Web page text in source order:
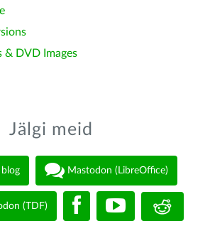
& DVD Images
Jälgi meid
Mastodon (LibreOffice)
(TDF)